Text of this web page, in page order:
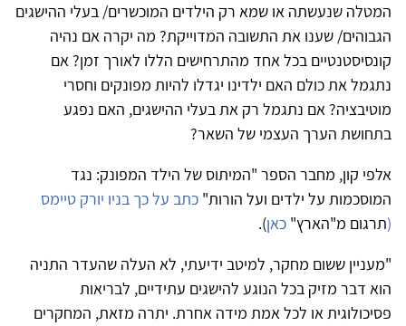
המטלה שנעשתה או שמא רק הילדים המוכשרים/ בעלי ההישגים
הגבוהים/ שענו את התשובה המדוייקת? מה יקרה אם נהיה
קונסיסטנטיים בכל אחד מהתרחישים הללו לאורך זמן? אם
נתגמל את כולם האם ילדינו יגדלו להיות מפונקים וחסרי
מוטיבציה? אם נתגמל רק את בעלי ההישגים, האם נפגע
בתחושת הערך העצמי של השאר?
אלפי קון, מחבר הספר "המיתוס של הילד המפונק: נגד
המוסכמות על ילדים ועל הורות" כתב על כך בניו יורק טיימס
(תרגום מ"הארץ" כאן).
"מעניין ששום מחקר, למיטב ידיעתי, לא העלה שהעדר התניה
הוא דבר מזיק בכל הנוגע להישגים עתידיים, לבריאות
פסיכולוגית או לכל אמת מידה אחרת. יתרה מזאת, המחקרים